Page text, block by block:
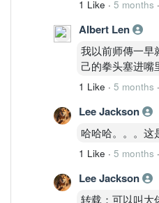
1 Like · 5 months ·
Albert Len
我以前师傳一早
己的拳头塞进嘴
1 Like · 5 months ·
Lee Jackson
哈哈哈。。。这
1 Like · 5 months ·
Lee Jackson
转载：可以叫大